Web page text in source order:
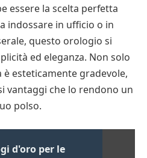
essere la scelta perfetta
indossare in ufficio o in
questo orologio si
ed eleganza. Non solo
esteticamente gradevole,
vantaggi che lo rendono un
polso.
d'oro per le